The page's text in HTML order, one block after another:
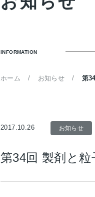
INFORMATION
ホーム お知らせ 第
2017.10.26 お知らせ
第34回 製剤と